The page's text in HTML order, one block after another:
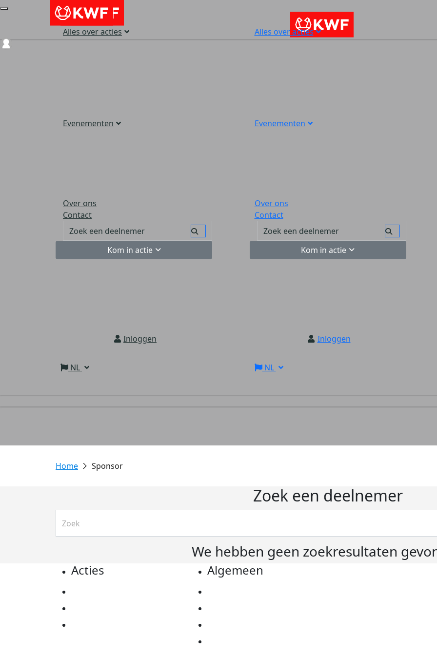
Alles over acties
Evenementen
Over ons
Contact
Kom in actie
Inloggen
NL
Alles over acties
Evenementen
Over ons
Contact
Kom in actie
Inloggen
NL
Sponsor
Zoek een deelnemer
We hebben geen zoekresultaten
Acties Algemeen